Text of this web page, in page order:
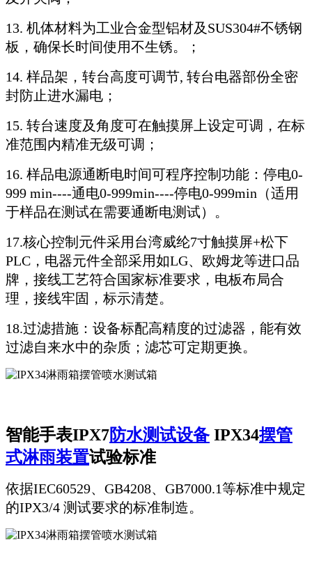
13. 机体材料为工业合金型铝材及SUS304#不锈钢
板，确保长时间使用不生锈。；
14. 样品架，转台高度可调节, 转台电器部份全密
封防止进水漏电；
15. 转台速度及角度可在触摸屏上设定可调，在标
准范围内精准无级可调；
16. 样品电源通断电时间可程序控制功能：停电0-
999 min----通电0-999min----停电0-999min（适用
于样品在测试在需要通断电测试）。
17.核心控制元件采用台湾威纶7寸触摸屏+松下
PLC，电器元件全部采用如LG、欧姆龙等进口品
牌，接线工艺符合国家标准要求，电板布局合
理，接线牢固，标示清楚。
18.过滤措施：设备标配高精度的过滤器，能有效
过滤自来水中的杂质；滤芯可定期更换。
智能手表IPX7防水测试设备IPX34摆管
式淋雨装置试验标准
依据IEC60529、GB4208、GB7000.1等标准中规定
的IPX3/4 测试要求的标准制造。